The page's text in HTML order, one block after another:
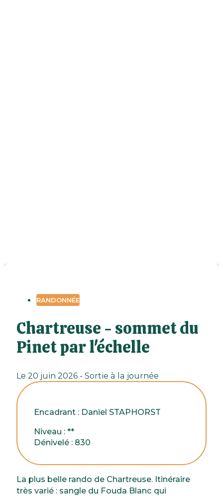
RANDONNÉE
Chartreuse - sommet du
Pinet par l'échelle
Le 20 juin 2026 - Sortie à la journée
Encadrant : Daniel STAPHORST
Niveau : **
Dénivelé : 830
La plus belle rando de Chartreuse. Itinéraire
très varié : sangle du Fouda Blanc qui